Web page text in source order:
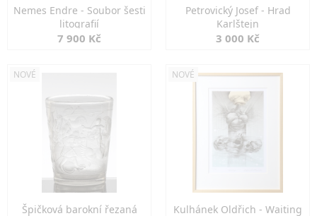
Nemes Endre - Soubor šesti
litografií
7 900 Kč
Petrovický Josef - Hrad
Karlštejn
3 000 Kč
NOVÉ
Špičková barokní řezaná
NOVÉ
Kulhánek Oldřich - Waiting